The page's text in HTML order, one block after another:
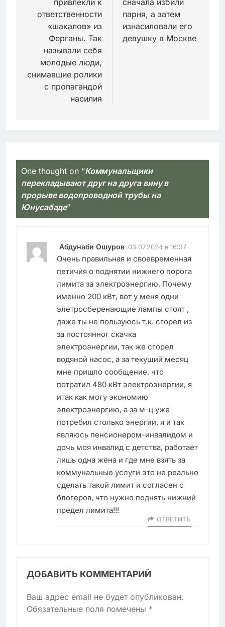
записям
привлекли к
ответственности
«шакалов» из
Ферганы. Так
называли себя
молодые люди,
снимавшие ролики
с пропагандой
насилия
сначала избили
парня, а затем
изнасиловали его
девушку в Москве
One thought on “Коммунальщики
перекладывают друг на друга вину в
прорыве водопроводной трубы на
Юнусабаде”
Абдунаби Ошуров :03.07.2024 в 16:37
Очень правильная и своевременная
петичия о поднятии нижнего порога
лимита за электроэнергию, Почему
именно 200 кВт, вот у меня одни
элетросберенающие лампы стоят ,
даже ты не пользуюсь т.к. сгорел из
за постоянног скачка
электроэнергии, так же сгорел
водяной насос, а за текущий месяц
мне пришло сообщение, что
потратил 480 кВт электроэнергии, я
итак как могу экономию
электроэнергию, а за м-ц уже
потребил столько энергии, я и так
являюсь пенсионером-инвалидом и
дочь моя инвалид с детства, работает
лишь одна жена и где мне взять за
коммунальные услуги это не реально
сделать такой лимит и согласен с
блогеров, что нужно поднять нижний
предел лимита!!!
ОТВЕТИТЬ
ДОБАВИТЬ КОММЕНТАРИЙ
Ваш адрес email не будет опубликован.
Обязательные поля помечены *